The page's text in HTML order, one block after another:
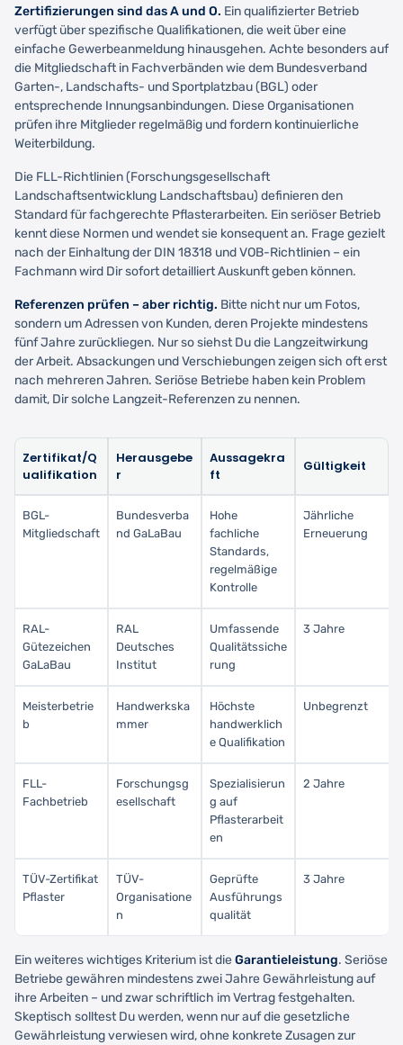
Zertifizierungen sind das A und O. Ein qualifizierter Betrieb
verfügt über spezifische Qualifikationen, die weit über eine
einfache Gewerbeanmeldung hinausgehen. Achte besonders auf
die Mitgliedschaft in Fachverbänden wie dem Bundesverband
Garten-, Landschafts- und Sportplatzbau (BGL) oder
entsprechende Innungsanbindungen. Diese Organisationen
prüfen ihre Mitglieder regelmäßig und fordern kontinuierliche
Weiterbildung.
Die FLL-Richtlinien (Forschungsgesellschaft
Landschaftsentwicklung Landschaftsbau) definieren den
Standard für fachgerechte Pflasterarbeiten. Ein seriöser Betrieb
kennt diese Normen und wendet sie konsequent an. Frage gezielt
nach der Einhaltung der DIN 18318 und VOB-Richtlinien – ein
Fachmann wird Dir sofort detailliert Auskunft geben können.
Referenzen prüfen – aber richtig. Bitte nicht nur um Fotos,
sondern um Adressen von Kunden, deren Projekte mindestens
fünf Jahre zurückliegen. Nur so siehst Du die Langzeitwirkung
der Arbeit. Absackungen und Verschiebungen zeigen sich oft erst
nach mehreren Jahren. Seriöse Betriebe haben kein Problem
damit, Dir solche Langzeit-Referenzen zu nennen.
Zertifikat/Q
ualifikation
Herausgebe
r
Aussagekra
ft
Gültigkeit
BGL-
Mitgliedschaft
Bundesverba
nd GaLaBau
Hohe
fachliche
Standards,
regelmäßige
Kontrolle
Jährliche
Erneuerung
RAL-
Gütezeichen
GaLaBau
RAL
Deutsches
Institut
Umfassende
Qualitätssiche
rung
3 Jahre
Meisterbetrie
b
Handwerkska
mmer
Höchste
handwerklich
e Qualifikation
Unbegrenzt
FLL-
Fachbetrieb
Forschungsg
esellschaft
Spezialisierun
g auf
Pflasterarbeit
en
2 Jahre
TÜV-Zertifikat
Pflaster
TÜV-
Organisatione
n
Geprüfte
Ausführungs
qualität
3 Jahre
Ein weiteres wichtiges Kriterium ist dieGarantieleistung. Seriöse
Betriebe gewähren mindestens zwei Jahre Gewährleistung auf
ihre Arbeiten – und zwar schriftlich im Vertrag festgehalten.
Skeptisch solltest Du werden, wenn nur auf die gesetzliche
Gewährleistung verwiesen wird, ohne konkrete Zusagen zur